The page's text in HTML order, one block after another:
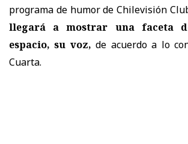
programa de humor de Chilevisión
llegará a mostrar una faceta
espacio, su voz,de acuerdo a lo
Cuarta.